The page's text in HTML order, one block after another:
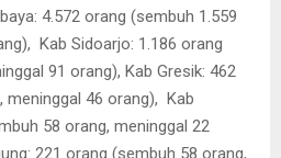
4.572 orang (sembuh 1.559
Kab Sidoarjo: 1.186 orang
91 orang), Kab Gresik: 462
meninggal 46 orang), Kab
58 orang, meninggal 22
221 orang (sembuh 58 orang,